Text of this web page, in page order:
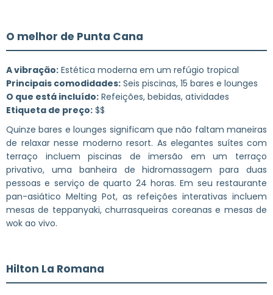
O melhor de Punta Cana
A vibração: Estética moderna em um refúgio tropical
Principais comodidades: Seis piscinas, 15 bares e lounges
O que está incluído: Refeições, bebidas, atividades
Etiqueta de preço: $$
Quinze bares e lounges significam que não faltam maneiras
de relaxar nesse moderno resort. As elegantes suítes com
terraço incluem piscinas de imersão em um terraço
privativo, uma banheira de hidromassagem para duas
pessoas e serviço de quarto 24 horas. Em seu restaurante
pan-asiático Melting Pot, as refeições interativas incluem
mesas de teppanyaki, churrasqueiras coreanas e mesas de
wok ao vivo.
Hilton La Romana